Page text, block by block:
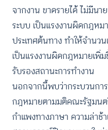
จากงาน ขาดรายได้ ไม่มีนา
ระบบ เป็นแรงงานผิดกฎหม
ประเทศต้นทาง ทำให้จำนว
เป็นแรงงานผิดกฎหมายเพิ่
รับรองสถานะการทำงาน
นอกจากนี้พบว่ากระบวนกา
กฎหมายตามมติคณะรัฐมน
กำแพงทางภาษา ความล่าช้า